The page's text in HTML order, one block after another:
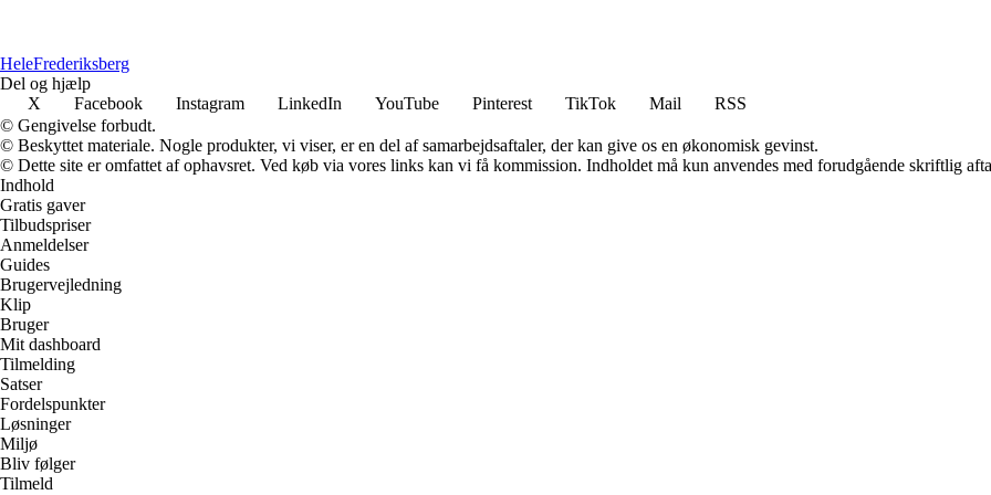
HeleFrederiksberg
Del og hjælp
X
Facebook Instagram LinkedIn YouTube Pinterest TikTok Mail
RSS
© Gengivelse forbudt.
© Beskyttet materiale. Nogle produkter, vi viser, er en del af samarbejdsaftaler, der kan give os en økonomisk gevinst.
© Dette site er omfattet af ophavsret. Ved køb via vores links kan vi få kommission. Indholdet må kun anvendes med forudgående skriftlig
Indhold
Gratis gaver
Tilbudspriser
Anmeldelser
Guides
Brugervejledning
Klip
Bruger
Mit dashboard
Tilmelding
Satser
Fordelspunkter
Løsninger
Miljø
Bliv følger
Tilmeld